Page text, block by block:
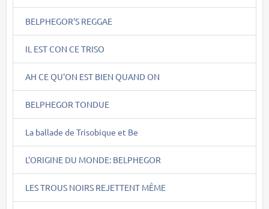
BELPHEGOR'S REGGAE
IL EST CON CE TRISO
AH CE QU'ON EST BIEN QUAND ON
BELPHEGOR TONDUE
La ballade de Trisobique et Be
L'ORIGINE DU MONDE: BELPHEGOR
LES TROUS NOIRS REJETTENT MÊME